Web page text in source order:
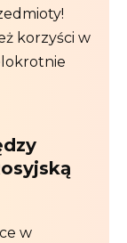
korzyści w
w